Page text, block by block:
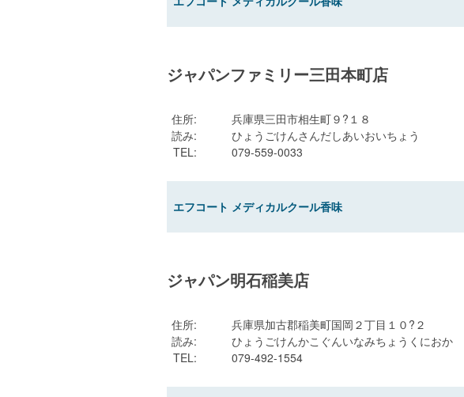
ジャパンファミリー三田本町店
住所:
兵庫県三田市相生町９?１８
読み:
ひょうごけんさんだしあいおいちょう
TEL: 079-559-0033
エフコート メディカルクール香味
ジャパン明石稲美店
住所:
兵庫県加古郡稲美町国岡２丁目１０?２
読み:
ひょうごけんかこぐんいなみちょうくにおか
TEL: 079-492-1554